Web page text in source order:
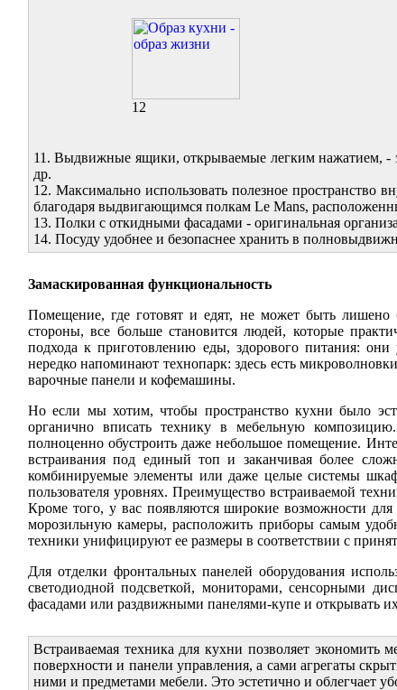
12
11. Выдвижные ящики, открываемые легким нажатием, -
др.
12. Максимально использовать полезное пространство
благодаря выдвигающимся полкам Le Mans,
13. Полки с откидными фасадами - оригинальная
14. Посуду удобнее и безопаснее хранить в
Замаскированная функциональность
Помещение, где готовят и едят, не может быть лишено
стороны, все больше становится людей, которые
подхода к приготовлению еды, здорового питания:
нередко напоминают технопарк: здесь есть
варочные панели и кофемашины.
Но если мы хотим, чтобы пространство кухни было
органично вписать технику в мебельную
полноценно обустроить даже небольшое помещение.
встраивания под единый топ и заканчивая более
комбинируемые элементы или даже целые системы
пользователя уровнях. Преимущество встраиваемой
Кроме того, у вас появляются широкие возможности
морозильную камеры, расположить приборы самым
техники унифицируют ее размеры в соответствии с
Для отделки фронтальных панелей оборудования
светодиодной подсветкой, мониторами, сенсорными
фасадами или раздвижными панелями-купе и открывать
Встраиваемая техника для кухни позволяет экономить
поверхности и панели управления, а сами агрегаты
ними и предметами мебели. Это эстетично и облегчает